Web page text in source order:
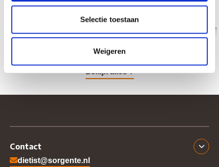
Selectie toestaan
Weigeren
Lees meer
Previous slide
Bekijk alles
Contact
dietist@sorgente.nl